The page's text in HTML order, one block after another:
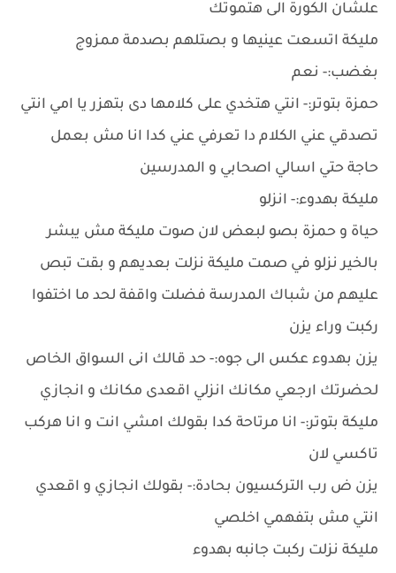
علشان الكورة الى هتموتك
مليكة اتسعت عينيها و بصتلهم بصدمة ممزوج
بغضب:- نعم
حمزة بتوتر:- انتي هتخدي على كلامها دى بتهزر يا امي انتي
تصدقي عني الكلام دا تعرفي عني كدا انا مش بعمل
حاجة حتي اسالي اصحابي و المدرسين
مليكة بهدوء:- انزلو
حياة و حمزة بصو لبعض لان صوت مليكة مش يبشر
بالخير نزلو في صمت مليكة نزلت بعديهم و بقت تبص
عليهم من شباك المدرسة فضلت واقفة لحد ما اختفوا
ركبت وراء يزن
يزن بهدوء عكس الى جوه:- حد قالك انى السواق الخاص
لحضرتك ارجعي مكانك انزلي اقعدى مكانك و انجازي
مليكة بتوتر:- انا مرتاحة كدا بقولك امشي انت و انا هركب
تاكسي لان
يزن ض رب التركسيون بحادة:- بقولك انجازي و اقعدي
انتي مش بتفهمي اخلصي
مليكة نزلت ركبت جانبه بهدوء